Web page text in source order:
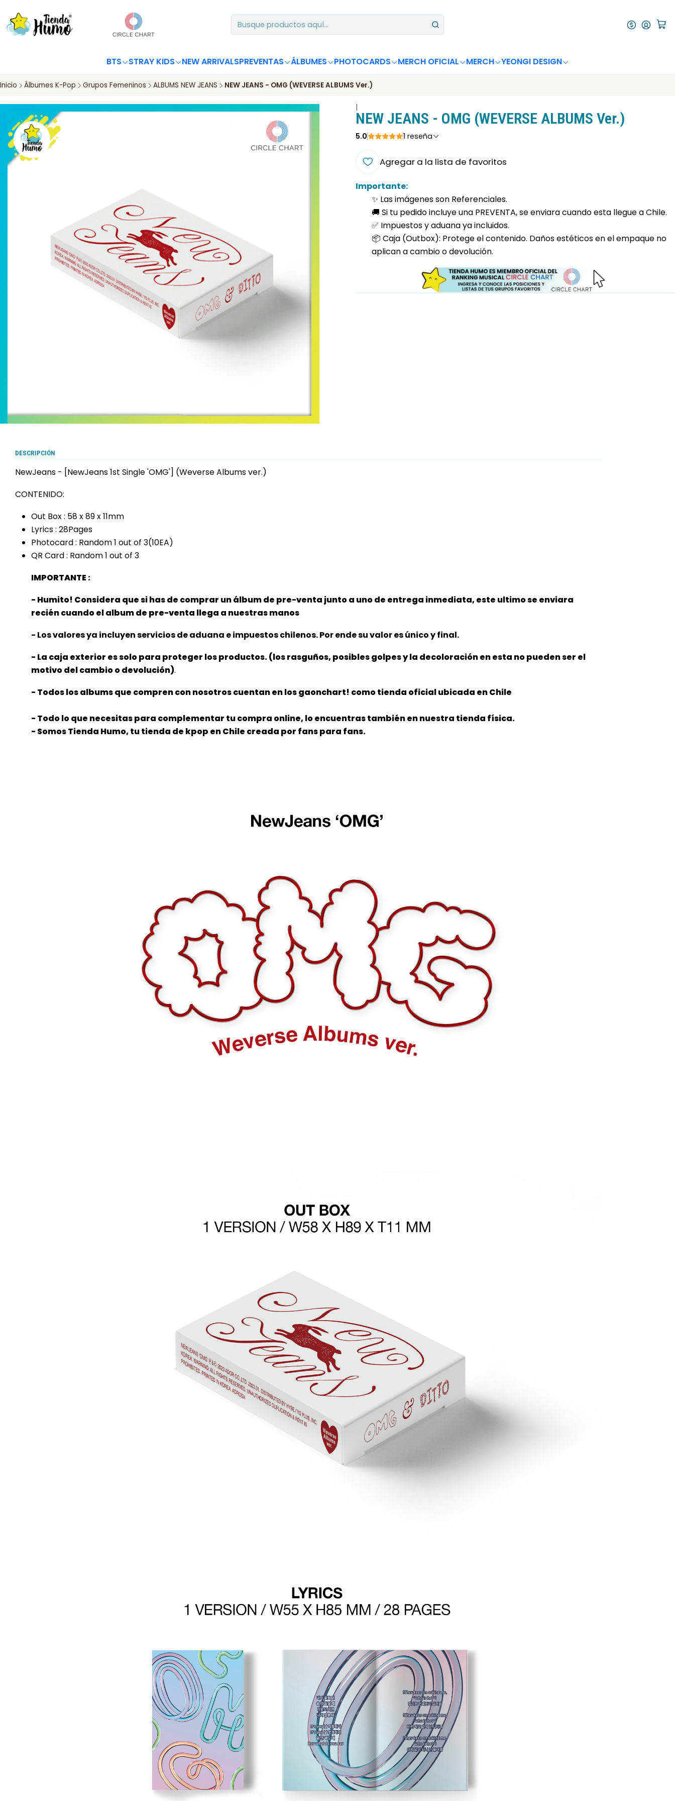
BTS STRAY KIDS NEW ARRIVALSPREVENTAS ÁLBUMES PHOTOCARDS MERCH OFICIAL MERCH YEONGI DESIGN
Inicio Álbumes K-Pop Grupos Femeninos ALBUMS NEW JEANS NEW JEANS - OMG (WEVERSE ALBUMS Ver.)
|
NEW JEANS - OMG (WEVERSE ALBUMS Ver.)
5.0 1 reseña
Agregar a la lista de favoritos
Importante:
✨ Las imágenes son Referenciales.
🚚 Si tu pedido incluye una PREVENTA, se enviara cuando esta llegue a Chile.
✅ Impuestos y aduana ya incluidos.
📦 Caja (Outbox): Protege el contenido. Daños estéticos en el empaque no
aplican a cambio o devolución.
DESCRIPCIÓN
NewJeans - [NewJeans 1st Single 'OMG'] (Weverse Albums ver.)
CONTENIDO:
Out Box : 58 x 89 x 11mm
Lyrics : 28Pages
Photocard : Random 1 out of 3(10EA)
QR Card : Random 1 out of 3
IMPORTANTE :
- Humito! Considera que si has de comprar un álbum de pre-venta junto a uno de entrega inmediata, este ultimo se enviara
recién cuando el album de pre-venta llega a nuestras manos
- Los valores ya incluyen servicios de aduana e impuestos chilenos. Por ende su valor es único y final.
- La caja exterior es solo para proteger los productos. (los rasguños, posibles golpes y la decoloración en esta no pueden ser el
motivo del cambio o devolución).
- Todos los albums que compren con nosotros cuentan en los gaonchart! como tienda oficial ubicada en Chile
- Todo lo que necesitas para complementar tu compra online, lo encuentras también en nuestra tienda física.
- Somos Tienda Humo, tu tienda de kpop en Chile creada por fans para fans.